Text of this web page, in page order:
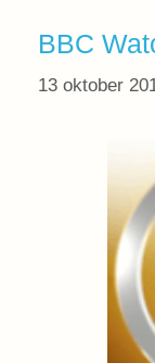
BBC
13 oktober